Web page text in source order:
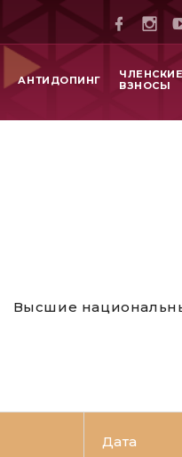
АНТИДОПИНГ
ЧЛЕНСКИЕ
ВЗНОСЫ
Высшие
Дата